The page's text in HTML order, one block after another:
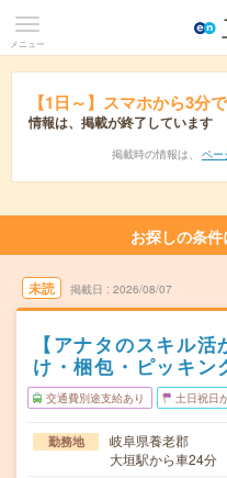
メニュー
【1日～】スマホから3分
情報は、掲載が終了しています
掲載時の情報は、 ペー
お探しの条
未読 掲載日 2026/08/07
【アナタのスキル
け・梱包・ピッキン
交通費別途支給あり 土日祝日
勤務地
岐阜県養老郡
大垣駅から車24分